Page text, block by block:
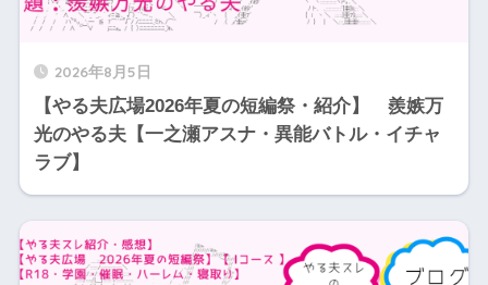
2026年8月5日
【やる夫広場2026年夏の短編祭・紹介】 羨嫉万
光のやる夫【一之瀬アスナ・異能バトル・イチャ
ラブ】